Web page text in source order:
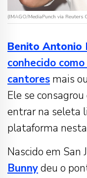
(IMAGO/MediaPunch via Reuters
Benito Antonio
conhecido como
cantores mais
Ele se
entrar na seleta
plataforma
Nascido em San
Bunnydeu o